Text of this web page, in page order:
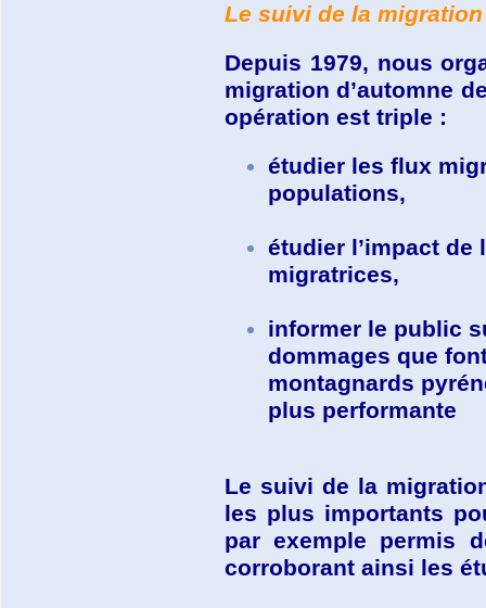
Le suivi de la migration
Depuis 1979, nous
migration d’automne
opération est triple :
étudier les flux
populations,
étudier l’impact de
migratrices,
informer le public
dommages que
montagnards
plus performante
Le suivi de la
les plus importants
par exemple permis
corroborant ainsi les